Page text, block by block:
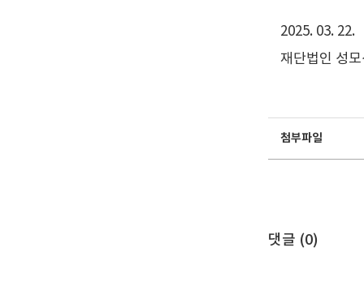
2025. 03. 22.
재단법인 성
첨부파일
댓글 (0)